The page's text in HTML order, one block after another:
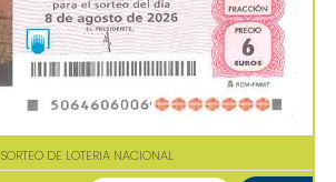
SORTEO DE LOTERIA NACIONAL